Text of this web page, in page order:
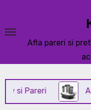
content
Afla pareri si